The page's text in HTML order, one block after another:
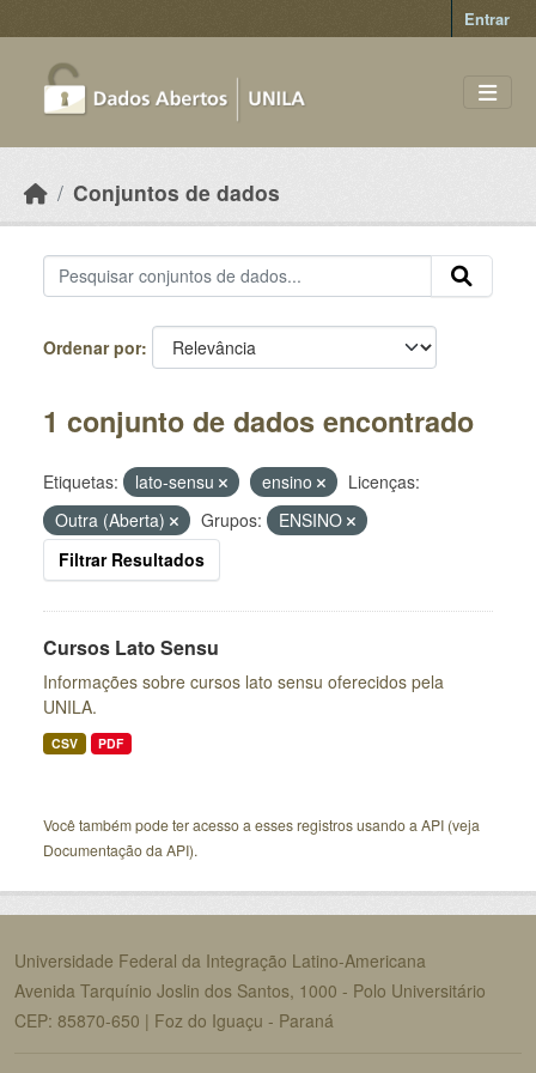
Entrar
Conjuntos de dados
Ordenar por
1 conjunto de dados encontrado
Etiquetas: lato-sensu ensino
Licenças:
Outra (Aberta)
Grupos:
ENSINO
Filtrar Resultados
Cursos Lato Sensu
Informações sobre cursos lato sensu oferecidos pela
UNILA.
CSV PDF
Você também pode ter acesso a esses registros usando a API (veja
Documentação da API).
Universidade Federal da Integração Latino-Americana
Avenida Tarquínio Joslin dos Santos, 1000 - Polo Universitário
CEP: 85870-650 | Foz do Iguaçu - Paraná